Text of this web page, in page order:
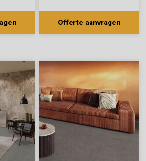
Offerte aanvragen